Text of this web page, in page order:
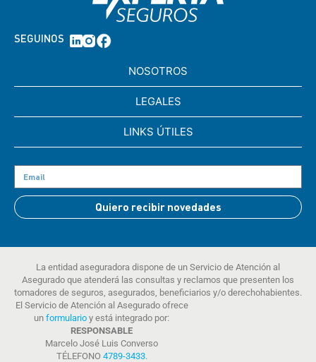
SEGUINOS
NOSOTROS
LEGALES
LINKS ÚTILES
Quiero recibir novedades
La entidad aseguradora dispone de un Servicio de Atención al
Asegurado que atenderá las consultas y reclamos que presenten los
tomadores de seguros, asegurados, beneficiarios y/o derechohabientes.
El Servicio de Atención al Asegurado ofrece
un formulario y está integrado por:
RESPONSABLE
Marcelo José Luis Converso
TÉLEFONO 4789-3433.